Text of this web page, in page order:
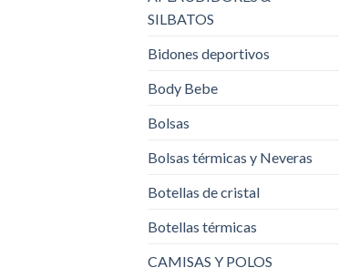
SILBATOS
Bidones deportivos
Body Bebe
Bolsas
Bolsas térmicas y Neveras
Botellas de cristal
Botellas térmicas
CAMISAS Y POLOS